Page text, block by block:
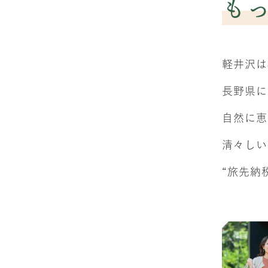
も
軽井沢
長野県
自然に
清々し
“旅先納